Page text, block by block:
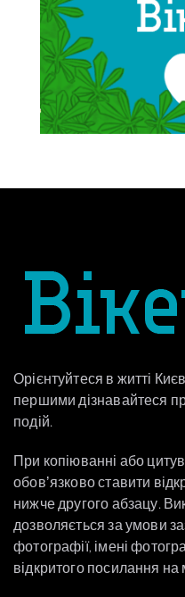
Орієнтуйтеся в житті
першими дізнавайтеся
подій.
При копіюванні або
обовʼязково ставити
нижче другого абзацу.
дозволяється за умови
фотографії, імені
відкритого посилання на